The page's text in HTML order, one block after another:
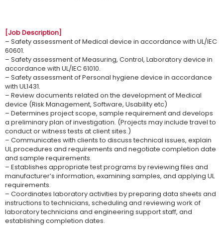
[Job Description]
– Safety assessment of Medical device in accordance with UL/IEC
60601.
– Safety assessment of Measuring, Control, Laboratory device in
accordance with UL/IEC 61010.
– Safety assessment of Personal hygiene device in accordance
with UL1431.
– Review documents related on the development of Medical
device (Risk Management, Software, Usability etc)
– Determines project scope, sample requirement and develops
a preliminary plan of investigation. (Projects may include travel to
conduct or witness tests at client sites.)
– Communicates with clients to discuss technical issues, explain
UL procedures and requirements and negotiate completion date
and sample requirements.
– Establishes appropriate test programs by reviewing files and
manufacturer’s information, examining samples, and applying UL
requirements.
– Coordinates laboratory activities by preparing data sheets and
instructions to technicians, scheduling and reviewing work of
laboratory technicians and engineering support staff, and
establishing completion dates.